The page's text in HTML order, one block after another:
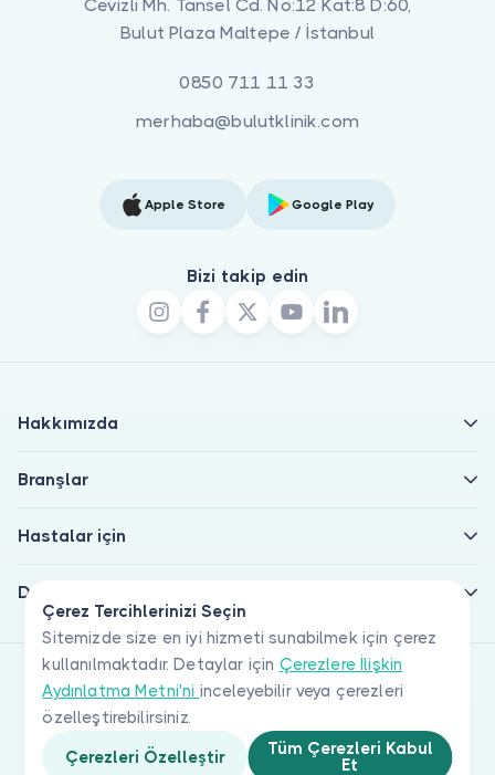
Çerez Tercihlerinizi Seçin
Sitemizde size en iyi hizmeti sunabilmek için çerez
kullanılmaktadır. Detaylar için Çerezlere İlişkin
Aydınlatma Metni'ni inceleyebilir veya çerezleri
özelleştirebilirsiniz.
Çerezleri Özelleştir
Tüm Çerezleri Kabul
Et
Cevizli Mh. Tansel Cd. No:12 Kat:8 D:60,
Bulut Plaza Maltepe / İstanbul
0850 711 11 33
merhaba@bulutklinik.com
Apple Store Google Play
Bizi takip edin
Hakkımızda
Branşlar
Hastalar için
Doktorlar için